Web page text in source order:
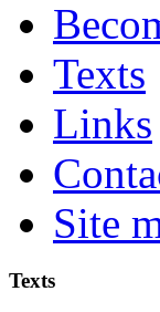
Texts
Links
Site
Texts